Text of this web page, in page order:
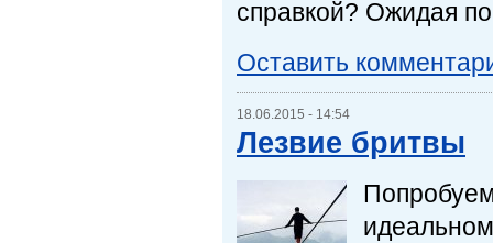
справкой? Ожидая
Оставить
18.06.2015 - 14:54
Лезвие бритвы